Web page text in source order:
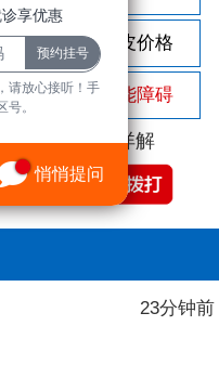
割包皮价格
性功能障碍
话立即为您详解
23分钟前
享优惠
请放心接听！手
。
悄悄提问